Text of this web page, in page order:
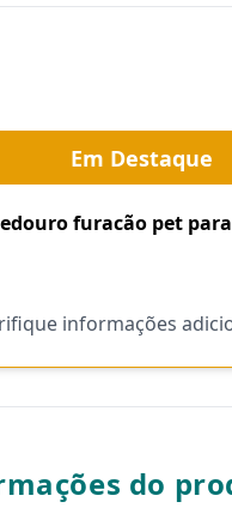
Em Destaque
furacão pet
informações
do